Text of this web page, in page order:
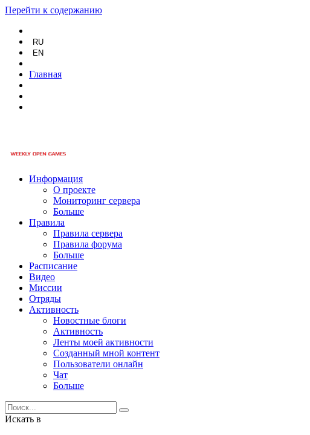
Перейти к содержанию
RU
EN
Главная
Информация
О проекте
Мониторинг сервера
Больше
Правила
Правила сервера
Правила форума
Больше
Расписание
Видео
Миссии
Отряды
Активность
Новостные блоги
Активность
Ленты моей активности
Созданный мной контент
Пользователи онлайн
Чат
Больше
Искать в